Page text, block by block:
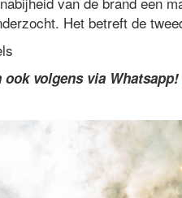
Het betreft de
volgens via Whatsapp!